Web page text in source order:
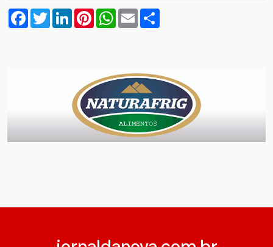
Facebook
TwitterLinkedInPinterestWhatsApp
Email